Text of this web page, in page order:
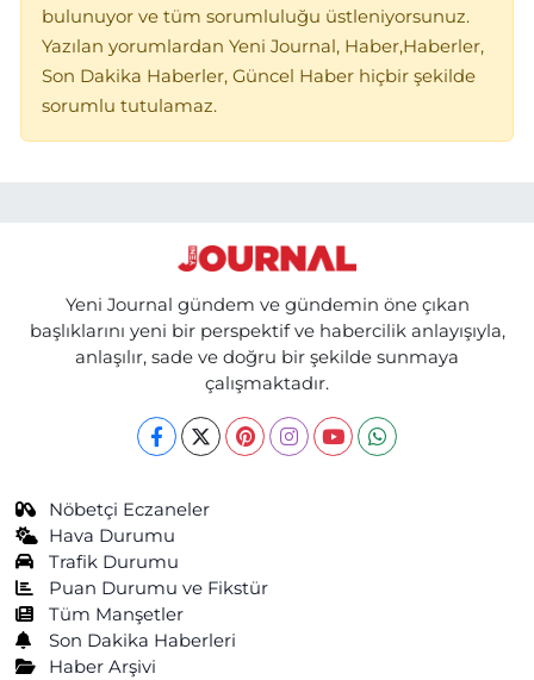
bulunuyor ve tüm sorumluluğu üstleniyorsunuz.
Yazılan yorumlardan Yeni Journal, Haber,Haberler,
Son Dakika Haberler, Güncel Haber hiçbir şekilde
sorumlu tutulamaz.
Yeni Journal gündem ve gündemin öne çıkan
başlıklarını yeni bir perspektif ve habercilik anlayışıyla,
anlaşılır, sade ve doğru bir şekilde sunmaya
çalışmaktadır.
Nöbetçi Eczaneler
Hava Durumu
Trafik Durumu
Puan Durumu ve Fikstür
Tüm Manşetler
Son Dakika Haberleri
Haber Arşivi